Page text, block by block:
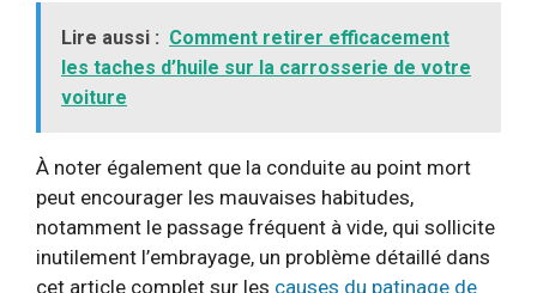
Lire aussi : Comment retirer efficacement
les taches d’huile sur la carrosserie de votre
voiture
À noter également que la conduite au point mort
peut encourager les mauvaises habitudes,
notamment le passage fréquent à vide, qui sollicite
inutilement l’embrayage, un problème détaillé dans
cet article complet sur les causes du patinage de